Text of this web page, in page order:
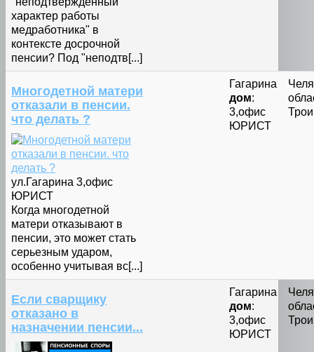
характер работы
медработника" в
контексте досрочной
пенсии? Под "неподтв[...]
Многодетной матери
отказали в пенсии.
что делать ?
ул.Гагарина 3,офис
ЮРИСТ
Когда многодетной
матери отказывают в
пенсии, это может стать
серьезным ударом,
особенно учитывая вс[...]
Гагарина
дом:
3,офис
ЮРИСТ
Если сварщику
отказано в
назначении пенсии...
Гагарина
дом:
3,офис
ЮРИСТ